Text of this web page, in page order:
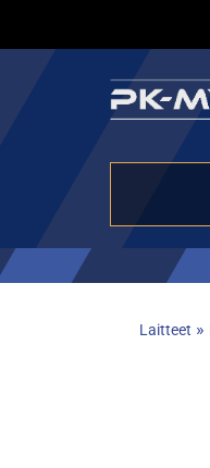
Laitteet »